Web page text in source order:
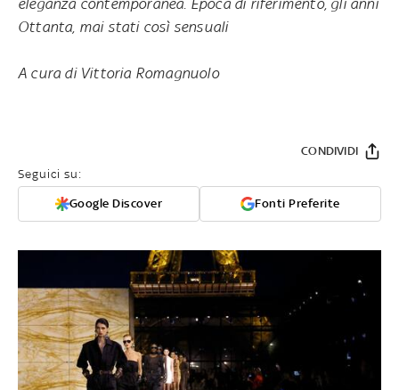
Ottanta, mai stati così sensuali
A cura di Vittoria Romagnuolo
Seguici su:
Google Discover Fonti Preferite
CONDIVIDI